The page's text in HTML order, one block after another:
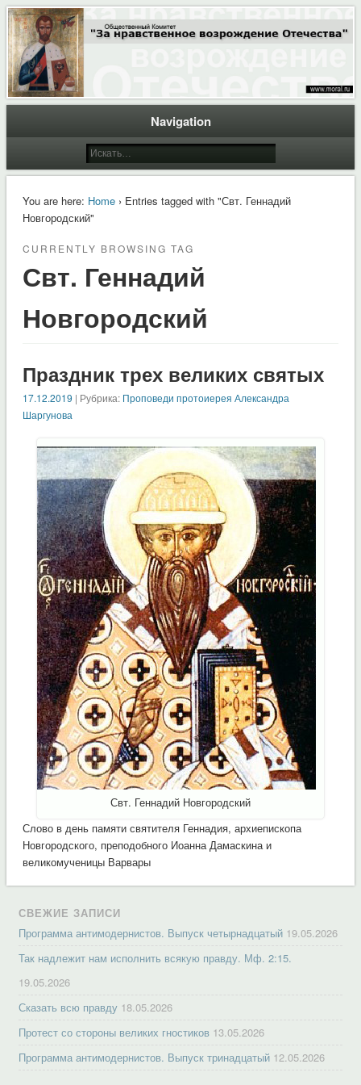
Moral.Ru
Общественный Комитет "За нравственное возрождение Отечества"
Navigation
You are here: Home› Entries tagged with "Свт. Геннадий
Новгородский"
CURRENTLY BROWSING TAG
Свт. Геннадий
Новгородский
Праздник трех великих святых
17.12.2019 | Рубрика: Проповеди протоиерея Александра
Шаргунова
Свт. Геннадий Новгородский
Слово в день памяти святителя Геннадия, архиепископа
Новгородского, преподобного Иоанна Дамаскина и
великомученицы Варвары
СВЕЖИЕ ЗАПИСИ
Программа антимодернистов. Выпуск четырнадцатый 19.05.2026
Так надлежит нам исполнить всякую правду. Мф. 2:15.
19.05.2026
Сказать всю правду 18.05.2026
Протест со стороны великих гностиков 13.05.2026
Программа антимодернистов. Выпуск тринадцатый 12.05.2026